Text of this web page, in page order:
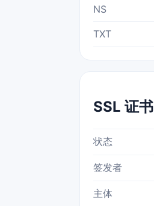
NS
TXT
SSL 证书
状态
签发者
主体